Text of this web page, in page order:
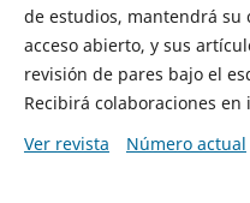
de estudios, mantendrá su
acceso abierto, y sus
revisión de pares bajo el
Recibirá colaboraciones
Ver revista
Número actual